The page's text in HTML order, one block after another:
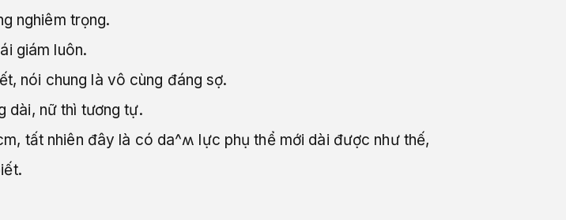
nghiêm trọng.
giám luôn.
nói chung là vô cùng đáng sợ.
dài, nữ thì tương tự.
tất nhiên đây là có da^ʍ lực phụ thể mới dài được như thế,